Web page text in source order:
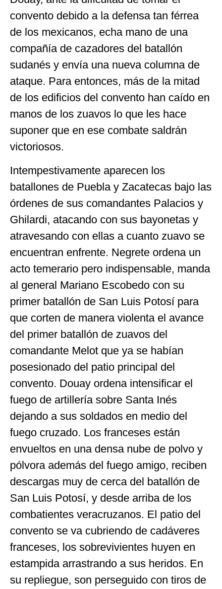
convento debido a la defensa tan férrea
de los mexicanos, echa mano de una
compañía de cazadores del batallón
sudanés y envía una nueva columna de
ataque. Para entonces, más de la mitad
de los edificios del convento han caído en
manos de los zuavos lo que les hace
suponer que en ese combate saldrán
victoriosos.
Intempestivamente aparecen los
batallones de Puebla y Zacatecas bajo las
órdenes de sus comandantes Palacios y
Ghilardi, atacando con sus bayonetas y
atravesando con ellas a cuanto zuavo se
encuentran enfrente. Negrete ordena un
acto temerario pero indispensable, manda
al general Mariano Escobedo con su
primer batallón de San Luis Potosí para
que corten de manera violenta el avance
del primer batallón de zuavos del
comandante Melot que ya se habían
posesionado del patio principal del
convento. Douay ordena intensificar el
fuego de artillería sobre Santa Inés
dejando a sus soldados en medio del
fuego cruzado. Los franceses están
envueltos en una densa nube de polvo y
pólvora además del fuego amigo, reciben
descargas muy de cerca del batallón de
San Luis Potosí, y desde arriba de los
combatientes veracruzanos. El patio del
convento se va cubriendo de cadáveres
franceses, los sobrevivientes huyen en
estampida arrastrando a sus heridos. En
su repliegue, son perseguido con tiros de